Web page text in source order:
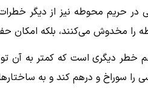
در حریم محوطه نیز از دیگر
را مخدوش می‌کنند، بلکه
دیگری است که کمتر به آن
را سوراخ و درهم کند و به